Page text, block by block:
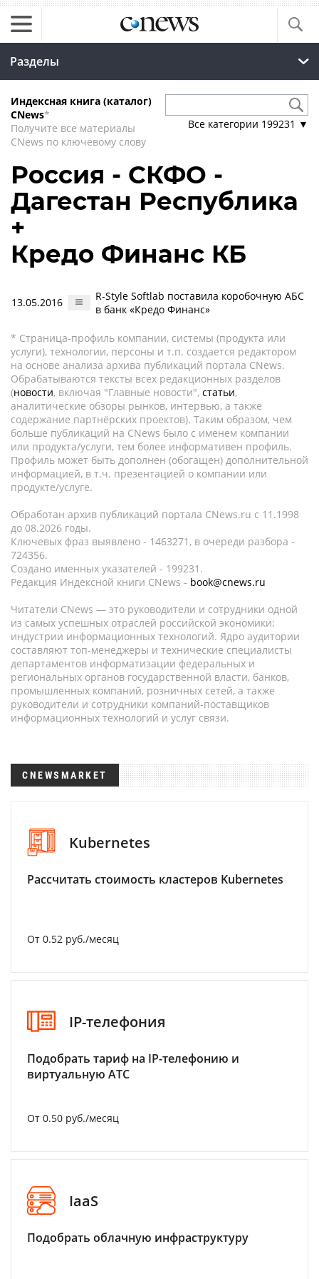
Разделы
Индексная книга (каталог)
CNews*
Получите все материалы
CNews по ключевому слову
Все категории 199231 ▼
Россия - СКФО -
Дагестан Республика
+
Кредо Финанс КБ
13.05.2016
R-Style Softlab поставила коробочную АБС
в банк «Кредо Финанс»
* Страница-профиль компании, системы (продукта или
услуги), технологии, персоны и т.п. создается редактором
на основе анализа архива публикаций портала CNews.
Обрабатываются тексты всех редакционных разделов
(новости, включая "Главные новости", статьи,
аналитические обзоры рынков, интервью, а также
содержание партнёрских проектов). Таким образом, чем
больше публикаций на CNews было с именем компании
или продукта/услуги, тем более информативен профиль.
Профиль может быть дополнен (обогащен) дополнительной
информацией, в т.ч. презентацией о компании или
продукте/услуге.
Обработан архив публикаций портала CNews.ru c 11.1998
до 08.2026 годы.
Ключевых фраз выявлено - 1463271, в очереди разбора -
724356.
Создано именных указателей - 199231.
Редакция Индексной книги CNews - book@cnews.ru
Читатели CNews — это руководители и сотрудники одной
из самых успешных отраслей российской экономики:
индустрии информационных технологий. Ядро аудитории
составляют топ-менеджеры и технические специалисты
департаментов информатизации федеральных и
региональных органов государственной власти, банков,
промышленных компаний, розничных сетей, а также
руководители и сотрудники компаний-поставщиков
информационных технологий и услуг связи.
CNEWSMARKET
Kubernetes
Рассчитать стоимость кластеров Kubernetes
От 0.52 руб./месяц
IP-телефония
Подобрать тариф на IP-телефонию и
виртуальную АТС
От 0.50 руб./месяц
IaaS
Подобрать облачную инфраструктуру